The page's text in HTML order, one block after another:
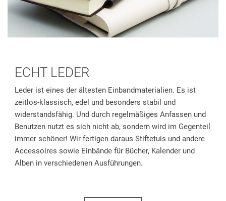
ECHT LEDER
Leder ist eines der ältesten Einbandmaterialien. Es ist
zeitlos-klassisch, edel und besonders stabil und
widerstandsfähig. Und durch regelmäßiges Anfassen und
Benutzen nutzt es sich nicht ab, sondern wird im Gegenteil
immer schöner! Wir fertigen daraus Stiftetuis und andere
Accessoires sowie Einbände für Bücher, Kalender und
Alben in verschiedenen Ausführungen.